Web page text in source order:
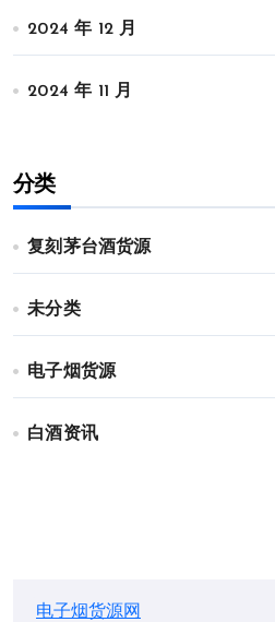
2024 年 12 月
2024 年 11 月
分类
复刻茅台酒货源
未分类
电子烟货源
白酒资讯
电子烟货源网